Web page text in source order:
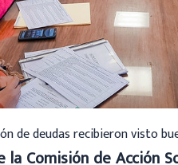
de deudas recibieron visto
la Comisión de Acción